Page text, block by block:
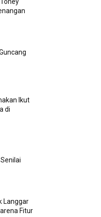
Ikut
di
Langgar
Fitur